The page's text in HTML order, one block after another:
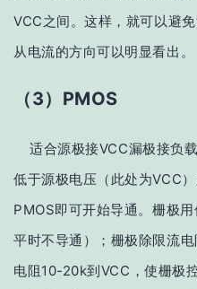
VCC之间。这样，就可以避
从电流的方向可以明显看出。
（3）PMOS
适合源极接VCC漏极接负
低于源极电压（此处为VCC
PMOS即可开始导通。栅极
平时不导通）；栅极除限流
电阻10-20k到VCC，使栅极